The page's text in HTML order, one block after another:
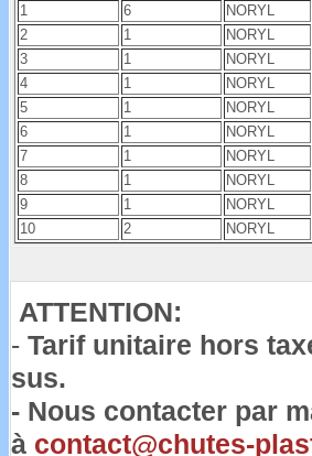
1
6 NORYL
2
1 NORYL
3
1 NORYL
4
1 NORYL
5
1 NORYL
6
1 NORYL
7
1 NORYL
8
1 NORYL
9
1 NORYL
10
2 NORYL
ATTENTION:
- Tarif unitaire hors
sus.
- Nous contacter par
à contact@chutes-